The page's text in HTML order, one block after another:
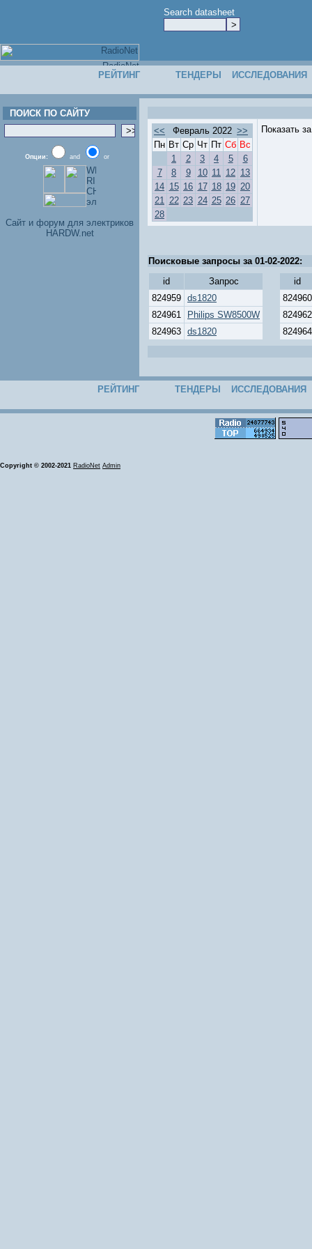
Search datasheet
РЕЙТИНГ ТЕНДЕРЫ ИССЛЕДОВАНИЯ
ПОИСК ПО САЙТУ
Опции: and or
Cайт и форум для электриков
HARDW.net
<< Февраль 2022 >>
Пн Вт Ср Чт Пт Сб Вс
1
2 3 4 5
6
7
8 9 10 11 12 13
14 15 16 17 18 19 20
21 22 23 24 25 26 27
28
Показать
Поисковые запросы за 01-02-2022:
id
Запрос
id
824959 ds1820
824960
824961
Philips SW8500W
824962
824963 ds1820 824964
РЕЙТИНГ ТЕНДЕРЫ ИССЛЕДОВАНИЯ
Copyright © 2002-2021 RadioNet Admin